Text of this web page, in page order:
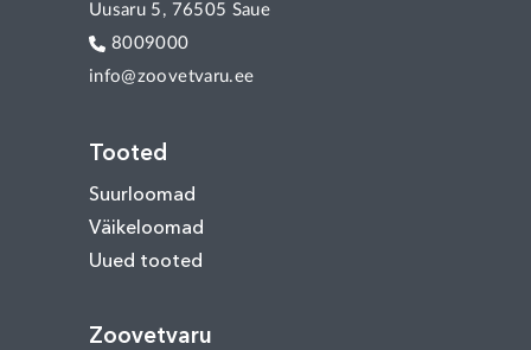
Uusaru 5, 76505 Saue
8009000
info@zoovetvaru.ee
Tooted
Suurloomad
Väikeloomad
Uued tooted
Zoovetvaru